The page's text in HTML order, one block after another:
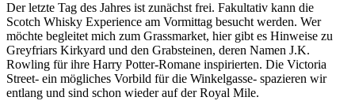
Der letzte Tag des Jahres ist zunächst frei. Fakultativ kann die
Scotch Whisky Experience am Vormittag besucht werden. Wer
möchte begleitet mich zum Grassmarket, hier gibt es Hinweise zu
Greyfriars Kirkyard und den Grabsteinen, deren Namen J.K.
Rowling für ihre Harry Potter-Romane inspirierten. Die Victoria
Street- ein mögliches Vorbild für die Winkelgasse- spazieren wir
entlang und sind schon wieder auf der Royal Mile.